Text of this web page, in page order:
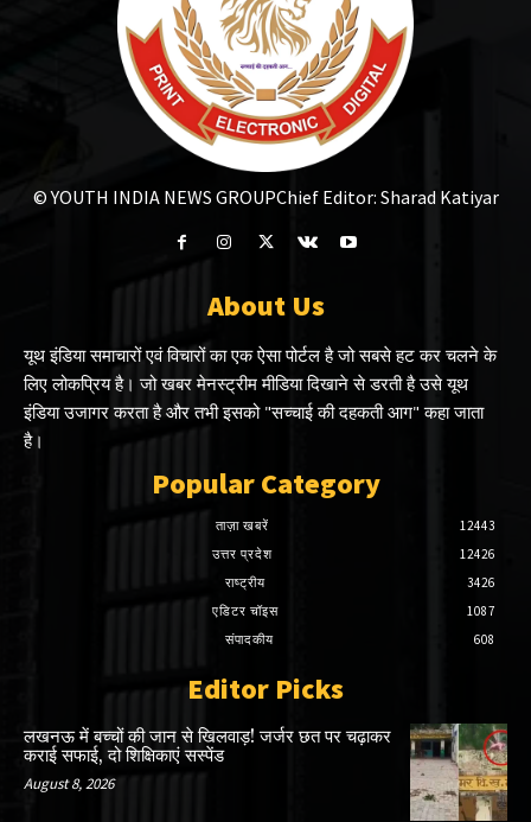
© YOUTH INDIA NEWS GROUPChief Editor: Sharad Katiyar
About Us
यूथ इंडिया समाचारों एवं विचारों का एक ऐसा पोर्टल है जो सबसे हट कर चलने के
लिए लोकप्रिय है। जो खबर मेनस्ट्रीम मीडिया दिखाने से डरती है उसे यूथ
इंडिया उजागर करता है और तभी इसको "सच्चाई की दहकती आग" कहा जाता
है।
Popular Category
ताज़ा खबरें
12443
उत्तर प्रदेश
12426
राष्ट्रीय
3426
एडिटर चॉइस
1087
संपादकीय
608
Editor Picks
लखनऊ में बच्चों की जान से खिलवाड़! जर्जर छत पर चढ़ाकर
कराई सफाई, दो शिक्षिकाएं सस्पेंड
August 8, 2026